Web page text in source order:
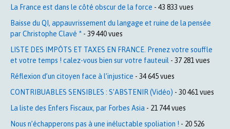
La France est dans le côté obscur de la force - 43 833 vues
Baisse du QI, appauvrissement du langage et ruine de la pensée
par Christophe Clavé * - 39 440 vues
LISTE DES IMPÔTS ET TAXES EN FRANCE. Prenez votre souffle
et votre temps ! calez-vous bien sur votre fauteuil - 37 281 vues
Réflexion d’un citoyen face à l’injustice - 34 645 vues
CONTRIBUABLES SENSIBLES : S’ABSTENIR (Vidéo) - 30 461 vues
La liste des Enfers Fiscaux, par Forbes Asia - 21 744 vues
Nous n’échapperons pas à une inéluctable spoliation ! - 20 526